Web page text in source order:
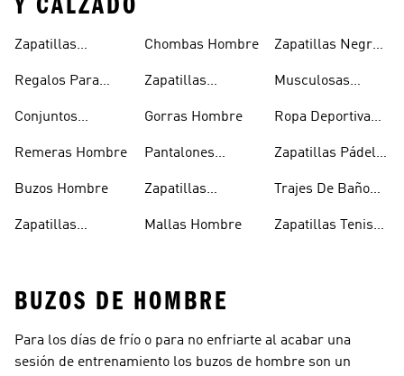
Zapatillas
Regalos Para
Conjuntos
Hombre
Remeras Hombre
Buzos Hombre
Zapatillas
Hombre
Chombas Hombre
Zapatillas
Gorras Hombre
Pantalones
Hombre
Zapatillas
Mallas Hombre
Zapatillas Negras
Musculosas
Ropa Deportiva
Zapatillas Pádel
Trajes De Baño
Zapatillas Tenis
BUZOS DE HOMBRE
Para los días de frío o para no enfriarte al acabar una
sesión de entrenamiento los buzos de hombre son un